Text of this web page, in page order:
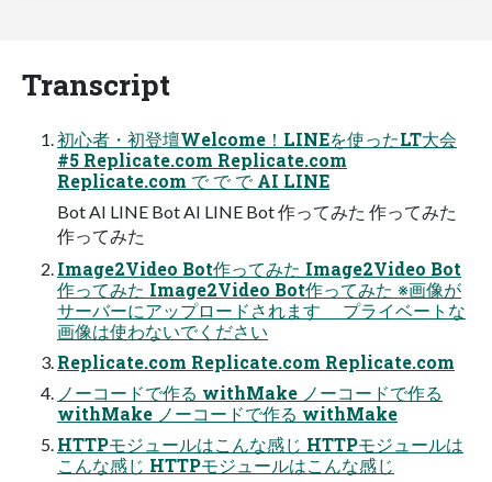
Transcript
初心者・初登壇Welcome！LINEを使ったLT大会
#5 Replicate.com Replicate.com
Replicate.com で で で AI LINE
Bot AI LINE Bot AI LINE Bot 作ってみた 作ってみた
作ってみた
Image2Video Bot作ってみた Image2Video Bot
作ってみた Image2Video Bot作ってみた ※画像が
サーバーにアップロードされます プライベートな
画像は使わないでください
Replicate.com Replicate.com Replicate.com
ノーコードで作る withMake ノーコードで作る
withMake ノーコードで作る withMake
HTTPモジュールはこんな感じ HTTPモジュールは
こんな感じ HTTPモジュールはこんな感じ